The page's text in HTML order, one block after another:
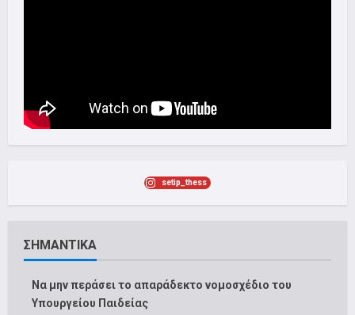
setip_thess
ΣΗΜΑΝΤΙΚΑ
Να μην περάσει το απαράδεκτο νομοσχέδιο του
Υπουργείου Παιδείας